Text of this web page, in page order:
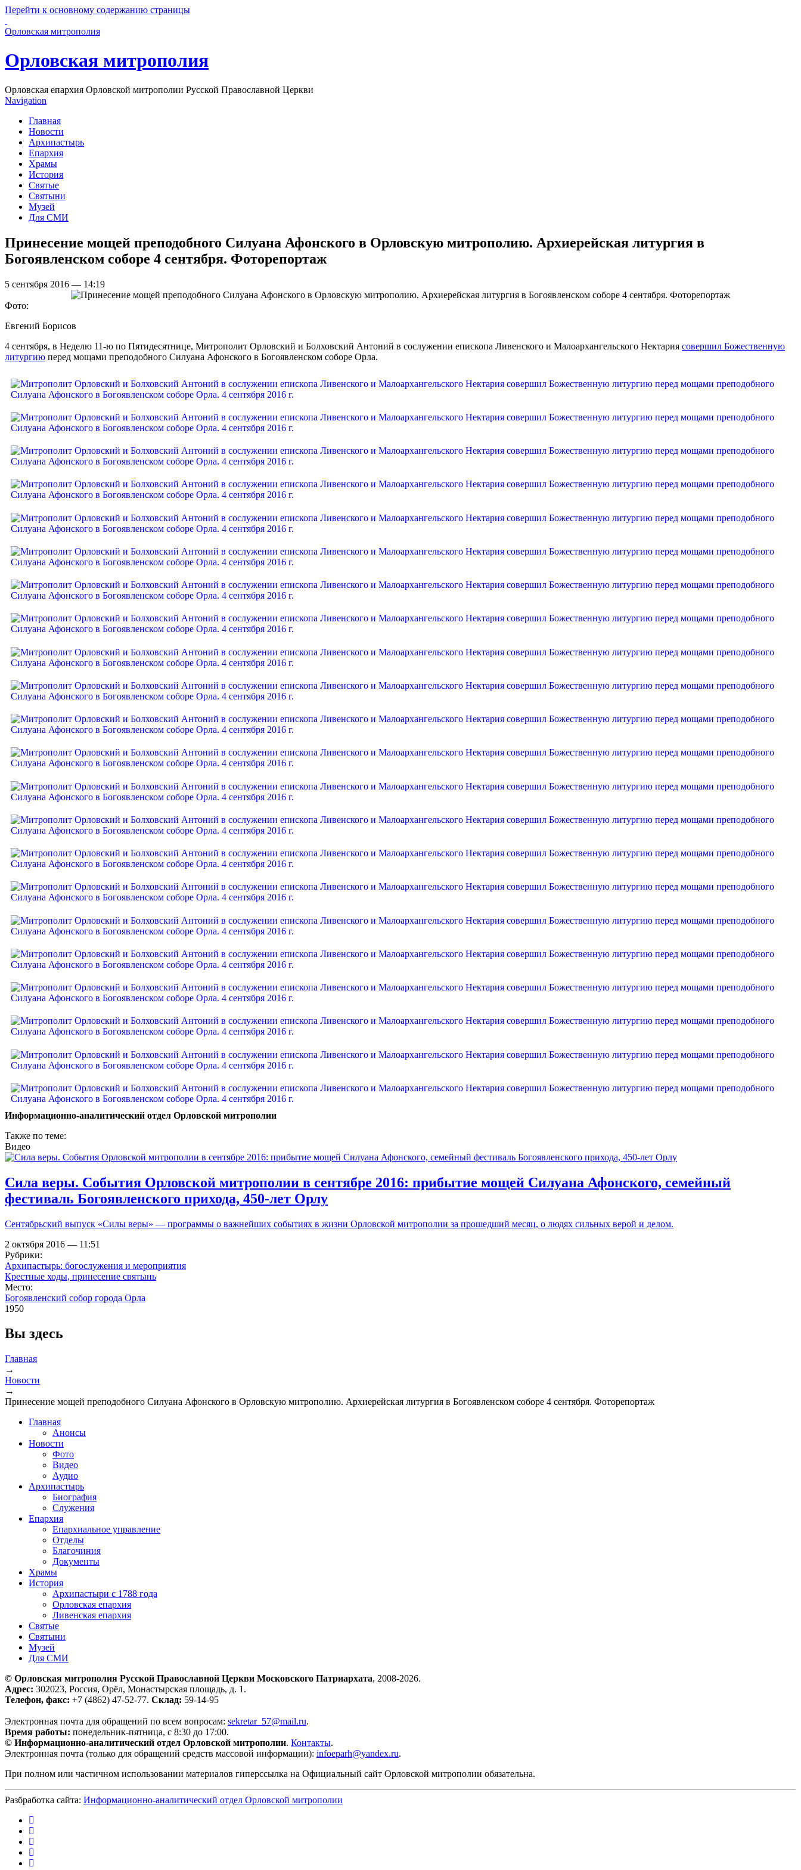
Перейти к основному содержанию страницы
Орловская митрополия
Орловская митрополия
Орловская епархия Орловской митрополии Русской Православной Церкви
Navigation
Главная
Новости
Архипастырь
Епархия
Храмы
История
Святые
Святыни
Музей
Для СМИ
Принесение мощей преподобного Силуана Афонского в Орловскую митрополию. Архиерейская литургия в
Богоявленском соборе 4 сентября. Фоторепортаж
5 сентября 2016 — 14:19
Фото:
Евгений Борисов
4 сентября, в Неделю 11-ю по Пятидесятнице, Митрополит Орловский и Болховский Антоний в сослужении епископа Ливенского и Малоархангельского Нектария совершил Божественную
литургию перед мощами преподобного Силуана Афонского в Богоявленском соборе Орла.
Информационно-аналитический отдел Орловской митрополии
Также по теме:
Видео
Сила веры. События Орловской митрополии в сентябре 2016: прибытие мощей Силуана Афонского, семейный
фестиваль Богоявленского прихода, 450-лет Орлу
Сентябрьский выпуск «Силы веры» — программы о важнейших событиях в жизни Орловской митрополии за прошедший месяц, о людях сильных верой и делом.
2 октября 2016 — 11:51
Рубрики:
Архипастырь: богослужения и мероприятия
Крестные ходы, принесение святынь
Место:
Богоявленский собор города Орла
1950
Вы здесь
Главная
→
Новости
→
Принесение мощей преподобного Силуана Афонского в Орловскую митрополию. Архиерейская литургия в Богоявленском соборе 4 сентября. Фоторепортаж
Главная
Анонсы
Новости
Фото
Видео
Аудио
Архипастырь
Биография
Служения
Епархия
Епархиальное управление
Отделы
Благочиния
Документы
Храмы
История
Архипастыри с 1788 года
Орловская епархия
Ливенская епархия
Святые
Святыни
Музей
Для СМИ
© Орловская митрополия Русской Православной Церкви Московского Патриархата, 2008-2026.
Адрес: 302023, Россия, Орёл, Монастырская площадь, д. 1.
Телефон, факс: +7 (4862) 47-52-77. Склад: 59-14-95
Электронная почта для обращений по всем вопросам: sekretar_57@mail.ru.
Время работы: понедельник-пятница, с 8:30 до 17:00.
© Информационно-аналитический отдел Орловской митрополии. Контакты.
Электронная почта (только для обращений средств массовой информации): infoeparh@yandex.ru.
При полном или частичном использовании материалов гиперссылка на Официальный сайт Орловской митрополии обязательна.
Разбработка сайта: Информационно-аналитический отдел Орловской митрополии